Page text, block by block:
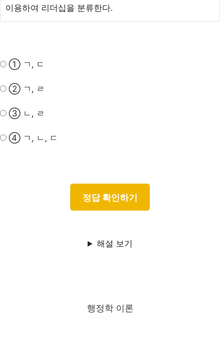
이용하여 리더십을 분류한다.
① ㄱ, ㄷ
② ㄱ, ㄹ
③ ㄴ, ㄹ
④ ㄱ, ㄴ, ㄷ
해설 보기
행정학 이론